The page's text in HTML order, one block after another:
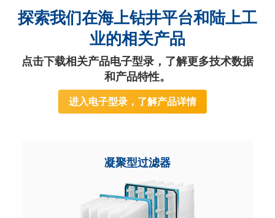
探索我们在海上钻井平台和陆上工
业的相关产品
点击下载相关产品电子型录，了解更多技术数据
和产品特性。
进入电子型录，了解产品详情
凝聚型过滤器